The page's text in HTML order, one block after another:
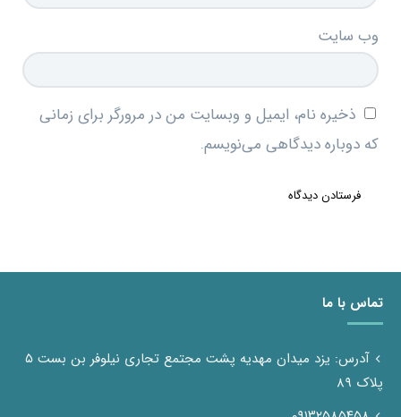
وب‌ سایت
ذخیره نام، ایمیل و وبسایت من در مرورگر برای زمانی
که دوباره دیدگاهی می‌نویسم.
تماس با ما
آدرس: یزد میدان مهدیه پشت مجتمع تجاری نیلوفر بن بست ۵
پلاک ۸۹